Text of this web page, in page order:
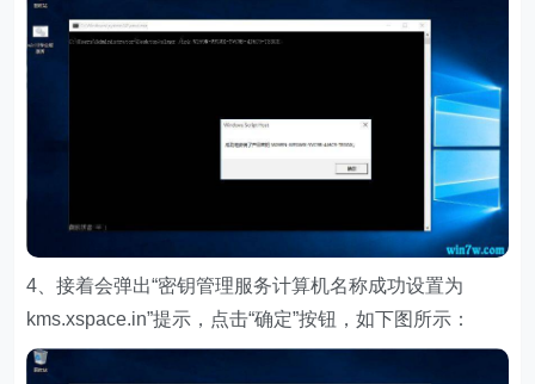
4、接着会弹出“密钥管理服务计算机名称成功设置为
kms.xspace.in”提示，点击“确定”按钮，如下图所示：